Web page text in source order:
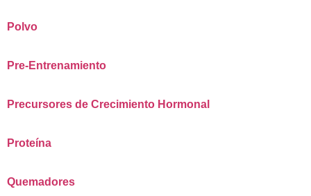
Polvo
Pre-Entrenamiento
Precursores de Crecimiento Hormonal
Proteína
Quemadores